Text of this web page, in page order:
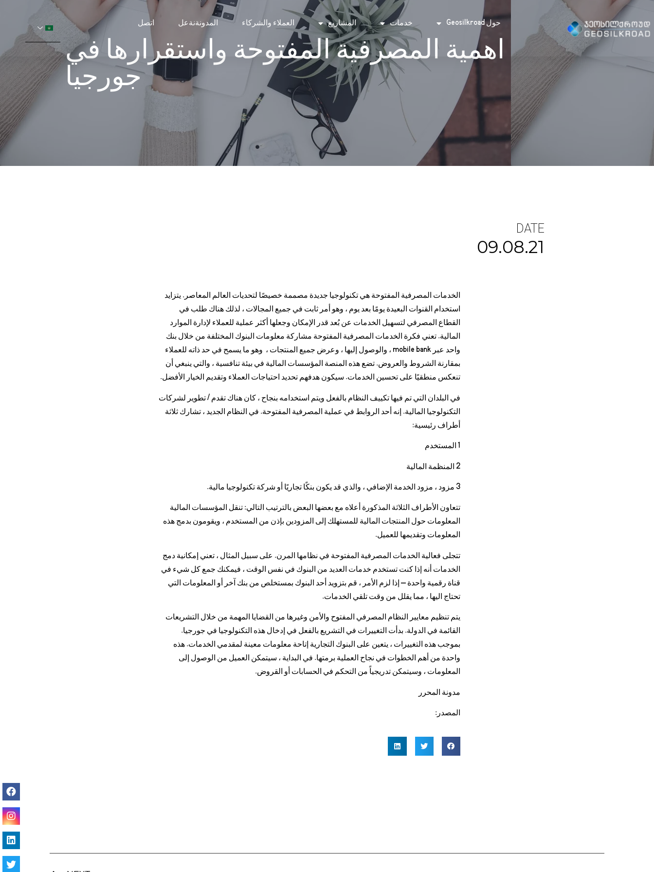
حول Geosilkroad خدمات المشاريع العملاء والشركاء المدونةنةعل اتصل
اهمية المصرفية المفتوحة واستقرارها في
جورجيا
DATE
09.08.21
الخدمات المصرفية المفتوحة هي تكنولوجيا جديدة مصممة خصيصًا لتحديات العالم المعاصر. يتزايد
استخدام القنوات البعيدة يومًا بعد يوم ، وهو أمر ثابت في جميع المجالات ، لذلك هناك طلب في
القطاع المصرفي لتسهيل الخدمات عن بُعد قدر الإمكان وجعلها أكثر عملية للعملاء لإدارة الموارد
المالية. تعني فكرة الخدمات المصرفية المفتوحة مشاركة معلومات البنوك المختلفة من خلال بنك
واحد عبر mobile bank ، والوصول إليها ، وعرض جميع المنتجات ، وهو ما يسمح في حد ذاته للعملاء
بمقارنة الشروط والعروض. تضع هذه المنصة المؤسسات المالية في بيئة تنافسية ، والتي ينبغي أن
تنعكس منطقيًا على تحسين الخدمات. سيكون هدفهم تحديد احتياجات العملاء وتقديم الخيار الأفضل.
في البلدان التي تم فيها تكييف النظام بالفعل ويتم استخدامه بنجاح ، كان هناك تقدم / تطوير لشركات
التكنولوجيا المالية. إنه أحد الروابط في عملية المصرفية المفتوحة. في النظام الجديد ، تشارك ثلاثة
أطراف رئيسية:
1 المستخدم
2 المنظمة المالية
3 مزود ، مزود الخدمة الإضافي ، والذي قد يكون بنكًا تجاريًا أو شركة تكنولوجيا مالية.
تتعاون الأطراف الثلاثة المذكورة أعلاه مع بعضها البعض بالترتيب التالي: تنقل المؤسسات المالية
المعلومات حول المنتجات المالية للمستهلك إلى المزودين بإذن من المستخدم ، ويقومون بدمج هذه
المعلومات وتقديمها للعميل.
تتجلى فعالية الخدمات المصرفية المفتوحة في نظامها المرن. على سبيل المثال ، تعني إمكانية دمج
الخدمات أنه إذا كنت تستخدم خدمات العديد من البنوك في نفس الوقت ، فيمكنك جمع كل شيء في
قناة رقمية واحدة – إذا لزم الأمر ، قم بتزويد أحد البنوك بمستخلص من بنك آخر أو المعلومات التي
تحتاج اليها ، مما يقلل من وقت تلقي الخدمات.
يتم تنظيم معايير النظام المصرفي المفتوح والأمن وغيرها من القضايا المهمة من خلال التشريعات
القائمة في الدولة. بدأت التغييرات في التشريع بالفعل في إدخال هذه التكنولوجيا في جورجيا.
بموجب هذه التغييرات ، يتعين على البنوك التجارية إتاحة معلومات معينة لمقدمي الخدمات. هذه
واحدة من أهم الخطوات في نجاح العملية برمتها. في البداية ، سيتمكن العميل من الوصول إلى
المعلومات ، وسيتمكن تدريجياً من التحكم في الحسابات أو القروض.
مدونة المحرر
المصدر: